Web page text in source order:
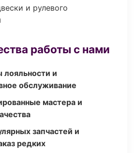
и рулевого
работы с нами
и
обслуживание
мастера и
запчастей и
редких